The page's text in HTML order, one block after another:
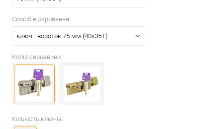
Спосіб відкривання:
ключ - вороток 75 мм (40x35T)
Колір серцевини:
Кількість ключів: